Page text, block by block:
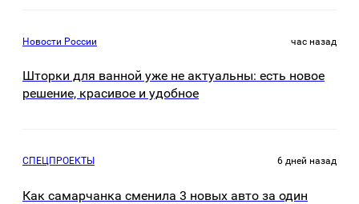
Новости России час назад
Шторки для ванной уже не актуальны: есть новое
решение, красивое и удобное
СПЕЦПРОЕКТЫ 6 дней назад
Как самарчанка сменила 3 новых авто за один